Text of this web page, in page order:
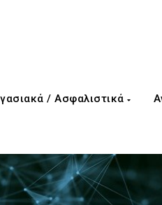
/ Ασφαλιστικά